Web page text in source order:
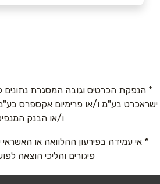
באתר בפייסבוק
טלפון*
אימייל*
* הנפקת הכרטיס וגובה המסגרת
ישראכרט בע"מ ו/או פרימיום אקספרס
ו/או הבנק
* אי עמידה בפירעון ההלוואה או האשראי
פיגורים והליכי הוצאה